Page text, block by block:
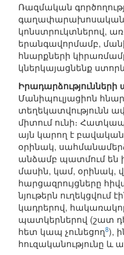
Ռազմական
կոնստրուկտներով,
երանգավորմամբ,
հնարքների
կներկայացնենք
Մանիպուլյացիոն
տեղեկատվությունն
միտում ունի։
այն կարող է բավական
օրինակ,
անձամբ պատմում են
մասին, կամ, օրինակ,
հարցազրույցները
նյութերն ուղեկցվում
կադրերով,
պատկերներով (շատ
հետ կապ չունեցող8),
հուզականությունը և